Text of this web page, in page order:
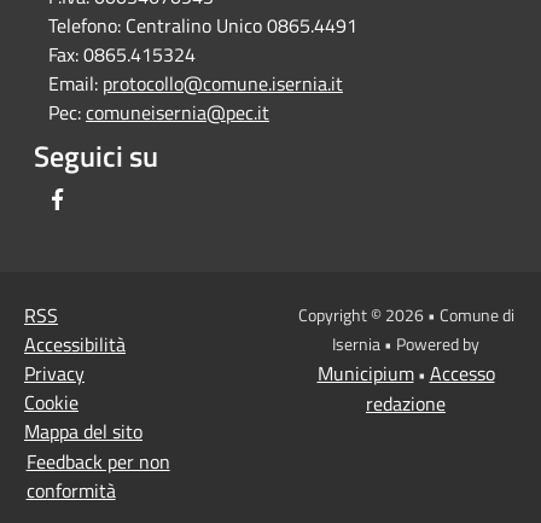
Telefono: Centralino Unico 0865.4491
Fax:0865.415324
Email: protocollo@comune.isernia.it
Pec:comuneisernia@pec.it
Seguici su
RSS
Accessibilità
Privacy
Cookie
Mappa del sito
Feedback per non
conformità
Copyright © 2026 • Comune di
Isernia • Powered by
Municipium• Accesso
redazione